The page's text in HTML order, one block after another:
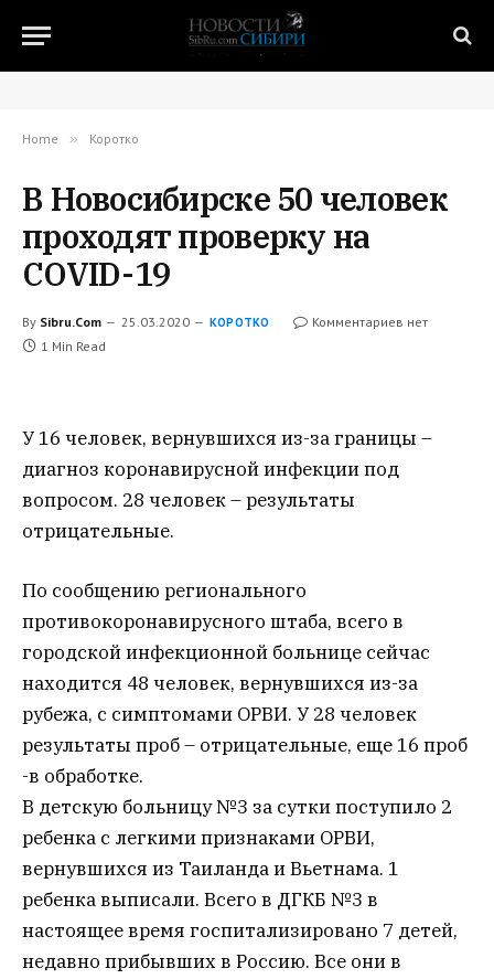
Home » Коротко
В Новосибирске 50 человек
проходят проверку на
COVID-19
By Sibru.Com 25.03.2020 КОРОТКО
Комментариев нет
1 Min Read
У 16 человек, вернувшихся из-за границы –
диагноз коронавирусной инфекции под
вопросом. 28 человек – результаты
отрицательные.
По сообщению регионального
противокоронавирусного штаба, всего в
городской инфекционной больнице сейчас
находится 48 человек, вернувшихся из-за
рубежа, с симптомами ОРВИ. У 28 человек
результаты проб – отрицательные, еще 16 проб
-в обработке.
В детскую больницу №3 за сутки поступило 2
ребенка с легкими признаками ОРВИ,
вернувшихся из Таиланда и Вьетнама. 1
ребенка выписали. Всего в ДГКБ №3 в
настоящее время госпитализировано 7 детей,
недавно прибывших в Россию. Все они в